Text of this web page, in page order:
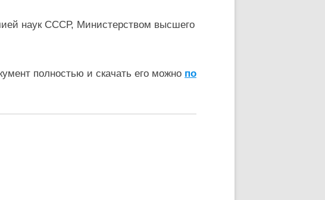
наук СССР, Министерством высшего
полностью и скачать его можно по